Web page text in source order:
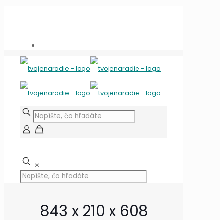
✕
843 x 210 x 608